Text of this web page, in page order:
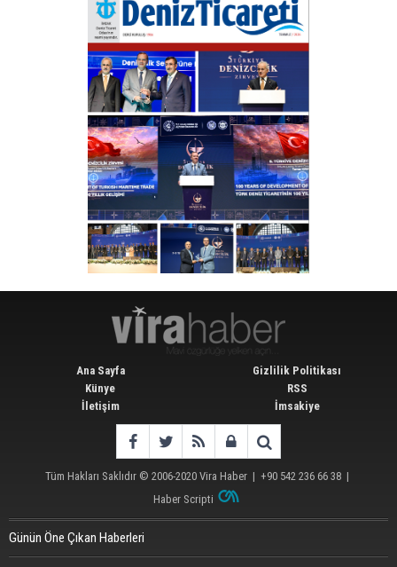
Ana Sayfa
Künye
İletişim
Gizlilik Politikası
RSS
İmsakiye
Tüm Hakları Saklıdır © 2006-2020 Vira Haber | +90 542 236 66 38 |
Haber Scripti
Günün Öne Çıkan Haberleri